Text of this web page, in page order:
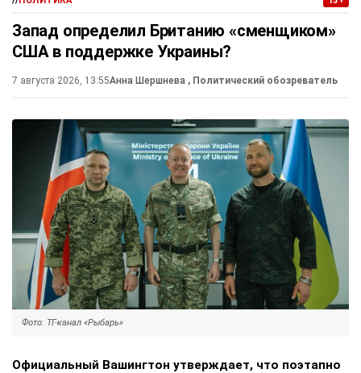
Запад определил Британию «сменщиком»
США в поддержке Украины?
7 августа 2026, 13:55Анна Шершнева , Политический обозреватель
Фото: ТГ-канал «Рыбарь»
Официальный Вашингтон утверждает, что поэтапно